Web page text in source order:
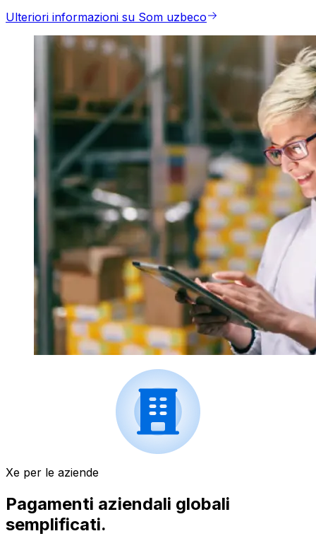
Ulteriori informazioni su Som uzbeco
Xe per le aziende
Pagamenti aziendali globali
semplificati.